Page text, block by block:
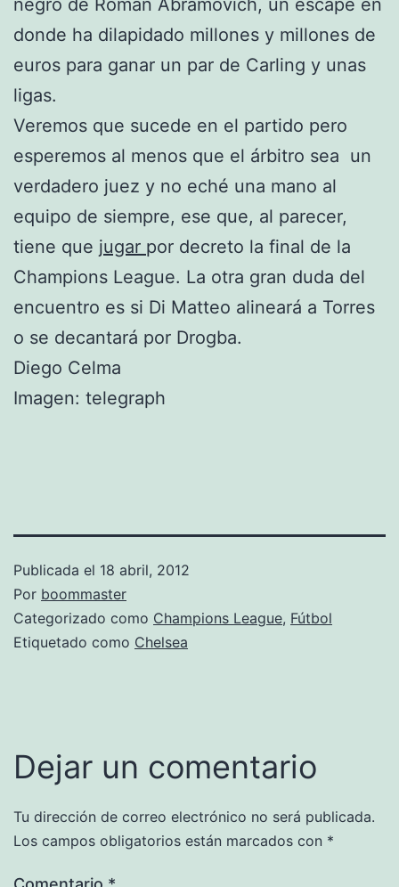
donde ha dilapidado millones y millones de
euros para ganar un par de Carling y unas
ligas.
Veremos que sucede en el partido pero
esperemos al menos que el árbitro sea un
verdadero juez y no eché una mano al
equipo de siempre, ese que, al parecer,
tiene que jugar por decreto la final de la
Champions League. La otra gran duda del
encuentro es si Di Matteo alineará a Torres
o se decantará por Drogba.
Diego Celma
Imagen: telegraph
Publicada el 18 abril, 2012
Por boommaster
Categorizado como Champions League, Fútbol
Etiquetado como Chelsea
Dejar un comentario
Tu dirección de correo electrónico no será publicada.
Los campos obligatorios están marcados con *